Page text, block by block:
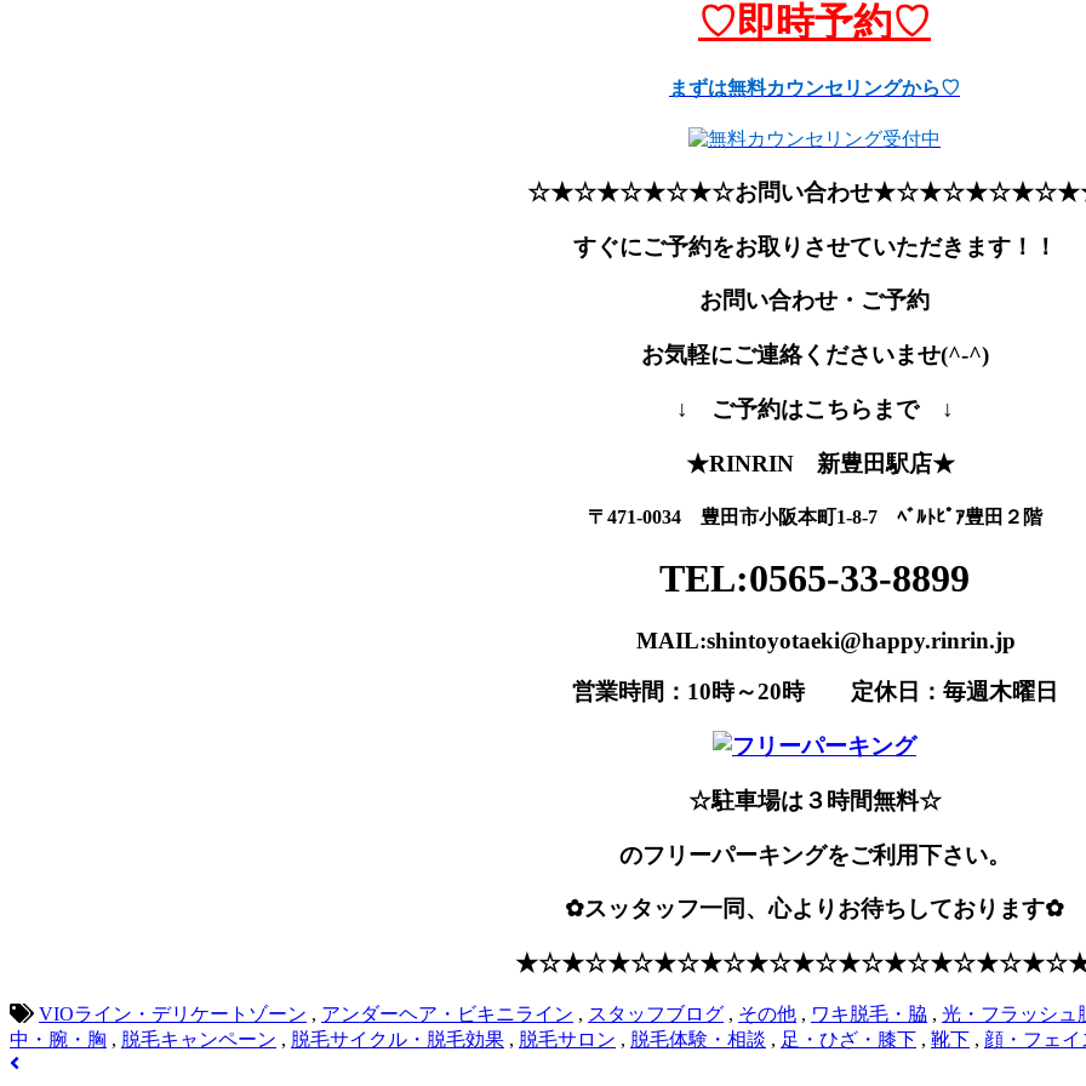
♡即時予約♡
まずは無料カウンセリングから♡
☆★☆★☆★☆★☆お問い合わせ
すぐにご予約をお取りさせていただきます！！
お問い合わせ・ご予約
お気軽にご連絡くださいませ(^-^)
↓ ご予約はこちらまで ↓
★RINRIN 新豊田駅店★
〒471-0034 豊田市小阪本町1-8-7 ﾍﾞﾙﾄﾋﾟｱ豊田２階
TEL:0565-33-8899
MAIL:shintoyotaeki@happy.rinrin.jp
営業時間：10時～20時 定休日：毎週木曜日
☆駐車場は３時間無料☆
のフリーパーキングをご利用下さい。
✿スッタッフ一同、心よりお待ちしております✿
VIOライン・デリケートゾーン , アンダーヘア・ビキニライン , スタッフブログ , その他 , ワキ脱毛・脇 , 光・フラッシュ
中・腕・胸 , 脱毛キャンペーン , 脱毛サイクル・脱毛効果 , 脱毛サロン , 脱毛体験・相談 , 足・ひざ・膝下 , 靴下 , 顔・フェ